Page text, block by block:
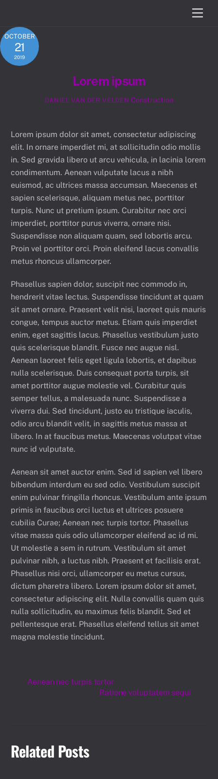
content
OCTOBER
21
2019
Lorem ipsum
DANIEL VAN DER VELDEN Construction
Lorem ipsum dolor sit amet, consectetur adipiscing
elit. In ornare imperdiet mi, at sollicitudin odio mollis
in. Sed gravida libero ut arcu vehicula, in lacinia lorem
condimentum. Aenean vulputate lacus a nibh
euismod, ac ultrices massa accumsan. Maecenas et
sapien scelerisque, aliquam metus nec, porttitor
turpis. Nunc ut pretium ipsum. Curabitur nec orci
imperdiet, porttitor purus viverra, ornare nisi.
Suspendisse non aliquam quam, sed lobortis arcu.
Proin vel porttitor orci. Proin eleifend lacus convallis
metus rhoncus ullamcorper.
Phasellus sapien dolor, suscipit nec commodo in,
hendrerit vitae lectus. Suspendisse tincidunt at quam
sit amet ornare. Praesent velit nisi, laoreet quis mauris
congue, tempus auctor metus. Etiam quis imperdiet
enim, eget sagittis lacus. Phasellus vestibulum justo
quis scelerisque blandit. Fusce nec augue nisl.
Aenean laoreet felis eget ligula lobortis, et dapibus
nulla scelerisque. Duis consequat porta turpis, sit
amet porttitor augue molestie vel. Curabitur quis
semper tellus, a malesuada nunc. Suspendisse a
viverra dui. Sed tincidunt, justo eu tristique iaculis,
odio arcu blandit velit, in sagittis metus massa at
libero. In at faucibus metus. Maecenas volutpat vitae
nunc id vulputate.
Aenean sit amet auctor enim. Sed id sapien vel libero
bibendum interdum eu sed odio. Vestibulum suscipit
enim pulvinar fringilla rhoncus. Vestibulum ante ipsum
primis in faucibus orci luctus et ultrices posuere
cubilia Curae; Aenean nec turpis tortor. Phasellus
vitae massa quis odio ullamcorper eleifend ac id mi.
Ut molestie a sem in rutrum. Vestibulum sit amet
pulvinar nibh, a luctus nibh. Praesent et facilisis erat.
Phasellus nisi orci, ullamcorper eu metus cursus,
dictum pharetra libero. Lorem ipsum dolor sit amet,
consectetur adipiscing elit. Nulla convallis quam quis
nulla sollicitudin, eu maximus felis blandit. Sed et
pellentesque erat. Phasellus eleifend tellus sit amet
magna molestie tincidunt.
Aenean nec turpis tortor
Ratione voluptatem sequi
Related Posts